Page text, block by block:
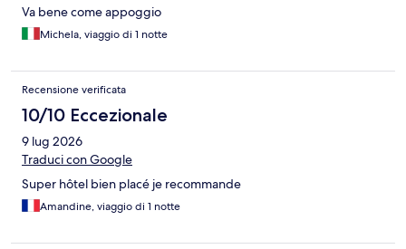
Va bene come appoggio
Michela, viaggio di 1 notte
Recensione verificata
10/10 Eccezionale
9 lug 2026
Traduci con Google
Super hôtel bien placé je recommande
Amandine, viaggio di 1 notte